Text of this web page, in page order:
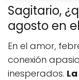
Sagitario,
agosto en
En el amor,
conexión
inesperados.